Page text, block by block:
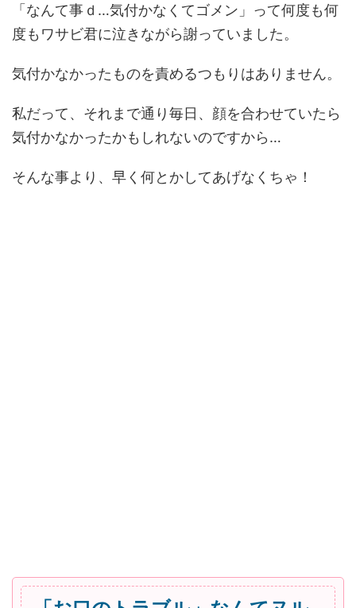
「なんて事ｄ…気付かなくてゴメン」って何度も何
度もワサビ君に泣きながら謝っていました。
気付かなかったものを責めるつもりはありません。
私だって、それまで通り毎日、顔を合わせていたら
気付かなかったかもしれないのですから…
そんな事より、早く何とかしてあげなくちゃ！